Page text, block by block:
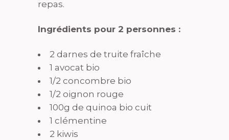
repas.
Ingrédients pour 2 personnes :
2 darnes de truite fraîche
1 avocat bio
1/2 concombre bio
1/2 oignon rouge
100g de quinoa bio cuit
1 clémentine
2 kiwis